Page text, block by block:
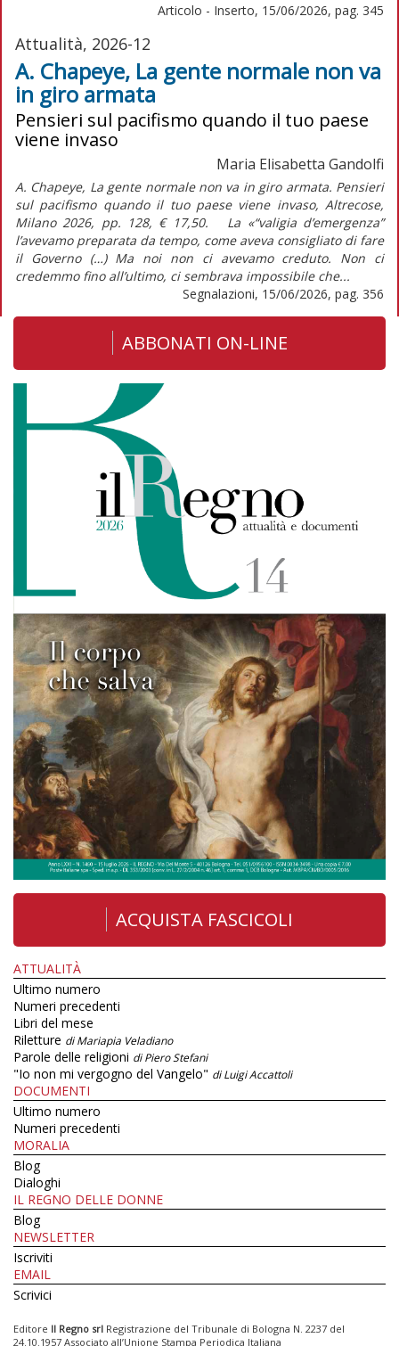
Articolo - Inserto, 15/06/2026, pag. 345
Attualità, 2026-12
A. Chapeye, La gente normale non va
in giro armata
Pensieri sul pacifismo quando il tuo paese
viene invaso
Maria Elisabetta Gandolfi
A. Chapeye, La gente normale non va in giro armata. Pensieri
sul pacifismo quando il tuo paese viene invaso, Altrecose,
Milano 2026, pp. 128, € 17,50. La «“valigia d’emergenza”
l’avevamo preparata da tempo, come aveva consigliato di fare
il Governo (…) Ma noi non ci avevamo creduto. Non ci
credemmo fino all’ultimo, ci sembrava impossibile che...
Segnalazioni, 15/06/2026, pag. 356
ABBONATI ON-LINE
ACQUISTA FASCICOLI
ATTUALITÀ
Ultimo numero
Numeri precedenti
Libri del mese
Riletture di Mariapia Veladiano
Parole delle religioni di Piero Stefani
"Io non mi vergogno del Vangelo" di Luigi Accattoli
DOCUMENTI
Ultimo numero
Numeri precedenti
MORALIA
Blog
Dialoghi
IL REGNO DELLE DONNE
Blog
NEWSLETTER
Iscriviti
EMAIL
Scrivici
Editore Il Regno srl Registrazione del Tribunale di Bologna N. 2237 del
24.10.1957 Associato all’Unione Stampa Periodica Italiana